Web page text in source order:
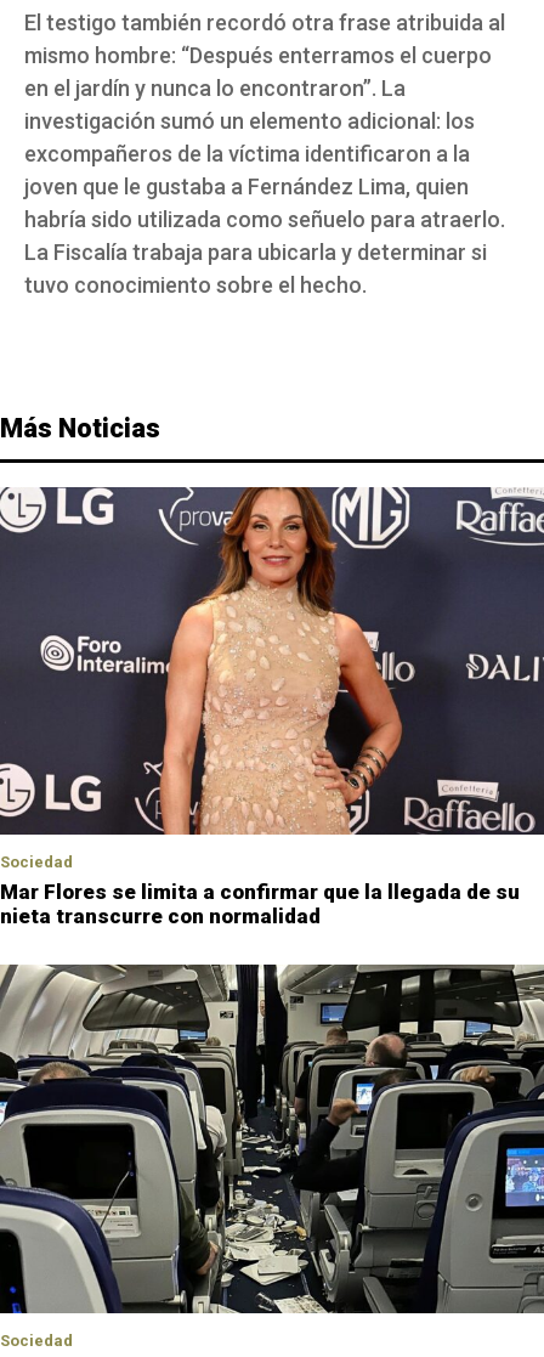
El testigo también recordó otra frase atribuida al
mismo hombre: “Después enterramos el cuerpo
en el jardín y nunca lo encontraron”. La
investigación sumó un elemento adicional: los
excompañeros de la víctima identificaron a la
joven que le gustaba a Fernández Lima, quien
habría sido utilizada como señuelo para atraerlo.
La Fiscalía trabaja para ubicarla y determinar si
tuvo conocimiento sobre el hecho.
Más Noticias
Sociedad
Mar Flores se limita a confirmar que la llegada de su
nieta transcurre con normalidad
Sociedad